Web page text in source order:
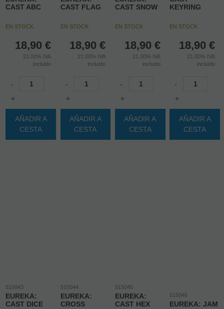
CAST ABC
EN STOCK
18,90 €
21.00% IVA
incluido
-
+
AÑADIR A
CESTA
CAST FLAG
EN STOCK
18,90 €
21.00% IVA
incluido
-
+
AÑADIR A
CESTA
CAST SNOW
EN STOCK
18,90 €
21.00% IVA
incluido
-
+
AÑADIR A
CESTA
KEYRING
EN STOCK
18,90 €
21.00% IVA
incluido
-
+
AÑADIR A
CESTA
515043
EUREKA:
CAST DICE
515044
EUREKA:
CROSS
515045
EUREKA:
CAST HEX
515046
EUREKA: JAM